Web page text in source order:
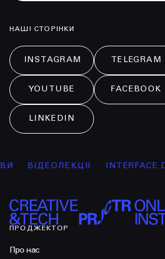
НАШІ СТОРІНКИ
INSTAGRAM TELEGRAM
YOUTUBE FACEBOOK
LINKEDIN
INTERFACE DESIGN
ПРОДЖЕКТОР
Про нас